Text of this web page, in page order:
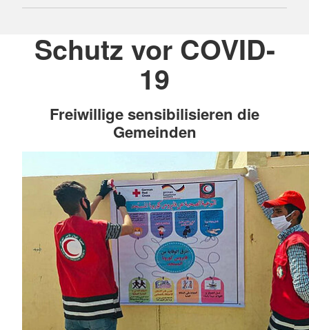
Schutz vor COVID-
19
Freiwillige sensibilisieren die
Gemeinden